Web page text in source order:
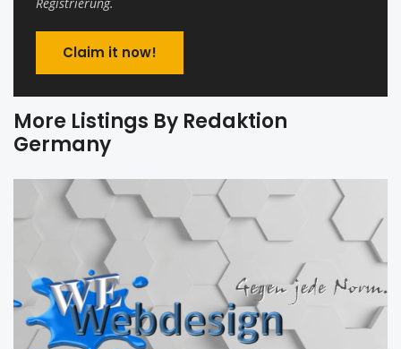
Claim it now!
More Listings By Redaktion
Germany